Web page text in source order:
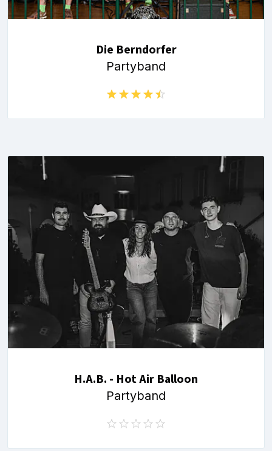
Die Berndorfer
Partyband
H.A.B. - Hot Air Balloon
Partyband